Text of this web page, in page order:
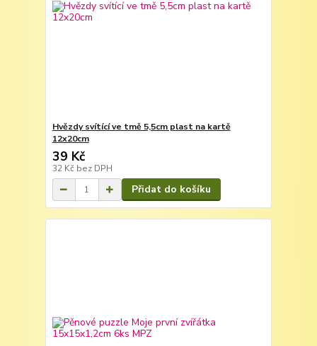
Hvězdy svítící ve tmě 5,5cm plast na kartě
12x20cm
39 Kč
32 Kč bez DPH
Přidat do košíku